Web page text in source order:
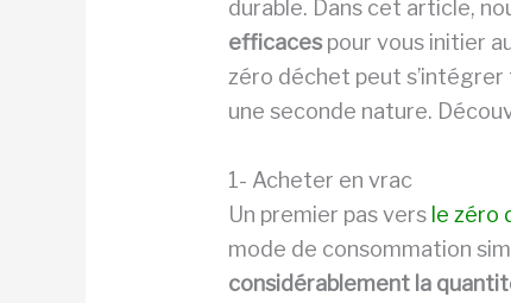
durable. Dans cet article,
efficacespour vous initier
zéro déchet peut
une seconde nature.
1- Acheter en vrac
Un premier pas vers le zéro
mode de consommation
considérablement la